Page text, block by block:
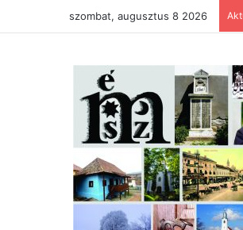
szombat, augusztus 8 2026